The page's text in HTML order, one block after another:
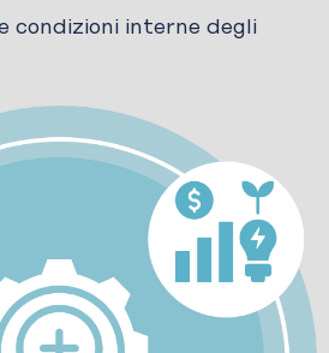
condizioni interne degli